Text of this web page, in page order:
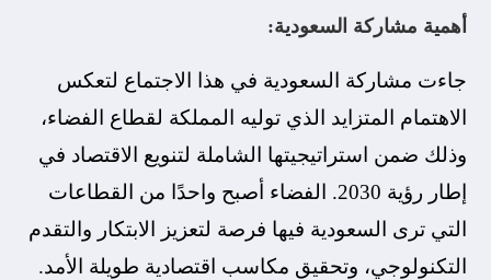
أهمية مشاركة السعودية:
جاءت مشاركة السعودية في هذا الاجتماع لتعكس
الاهتمام المتزايد الذي توليه المملكة لقطاع الفضاء،
وذلك ضمن استراتيجيتها الشاملة لتنويع الاقتصاد في
إطار رؤية 2030. الفضاء أصبح واحدًا من القطاعات
التي ترى السعودية فيها فرصة لتعزيز الابتكار والتقدم
التكنولوجي، وتحقيق مكاسب اقتصادية طويلة الأمد.